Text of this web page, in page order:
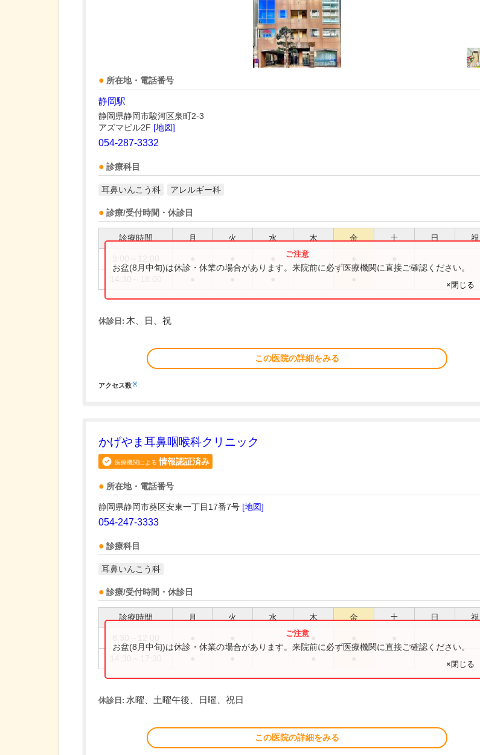
所在地・電話番号
静岡駅
静岡県静岡市駿河区泉町2-3
アズマビル2F [地図]
054-287-3332
診療科目
耳鼻いんこう科 アレルギー科
診療/受付時間・休診日
診療時間 月 火 水 木 金 土 日 祝
お盆(8月中旬)は休診・休業の場合があります。来院前に必ず医療機関に直接ご確認ください。
×閉じる
休診日: 木、日、祝
この医院の詳細をみる
アクセス数※
かげやま耳鼻咽喉科クリニック
医療機関による 情報認証済み
所在地・電話番号
静岡県静岡市葵区安東一丁目17番7号 [地図]
054-247-3333
診療科目
耳鼻いんこう科
診療/受付時間・休診日
診療時間 月 火 水 木 金 土 日 祝
お盆(8月中旬)は休診・休業の場合があります。来院前に必ず医療機関に直接ご確認ください。
×閉じる
休診日: 水曜、土曜午後、日曜、祝日
この医院の詳細をみる